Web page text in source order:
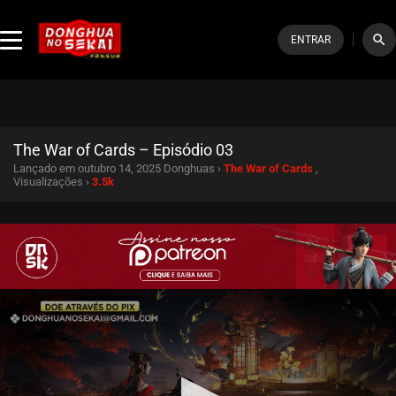
ENTRAR search
The War of Cards – Episódio 03
Lançado em outubro 14, 2025 Donghuas › The War of Cards
Visualizações › 3.5k